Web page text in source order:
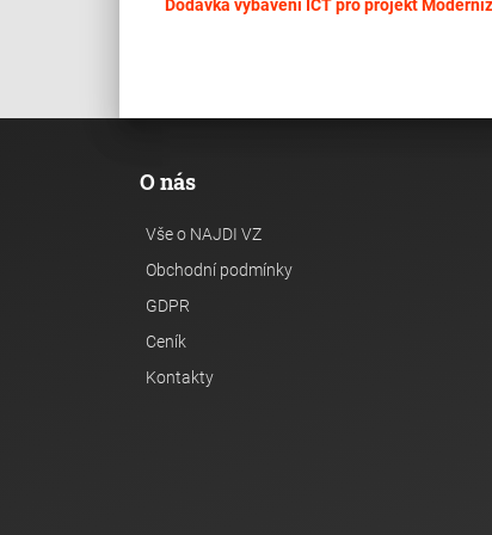
Dodávka vybavení ICT pro projekt
O nás
Vše o NAJDI VZ
Obchodní podmínky
GDPR
Ceník
Kontakty